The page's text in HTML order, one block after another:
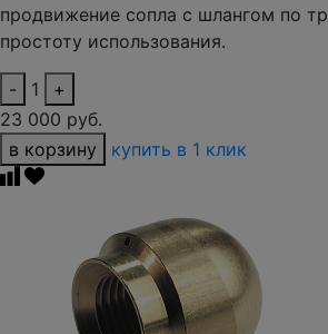
продвижение сопла с шлангом по
простоту использования.
- 1
+
23 000 руб.
в корзину
купить в 1 клик